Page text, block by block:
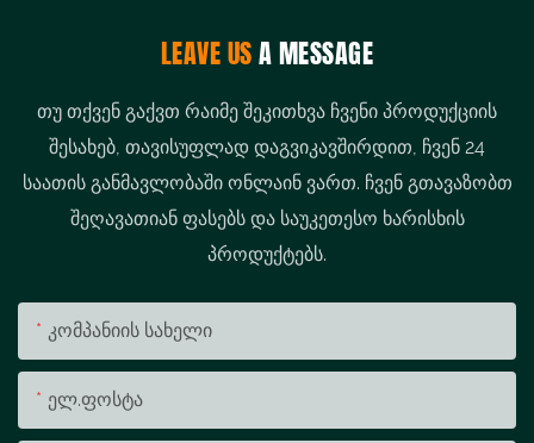
LEAVE USA MESSAGE
თუ თქვენ გაქვთ რაიმე შეკითხვა ჩვენი პროდუქციის
შესახებ, თავისუფლად დაგვიკავშირდით, ჩვენ 24
საათის განმავლობაში ონლაინ ვართ. ჩვენ გთავაზობთ
შეღავათიან ფასებს და საუკეთესო ხარისხის
პროდუქტებს.
Კომპანიის Სახელი
Ელ.ფოსტა